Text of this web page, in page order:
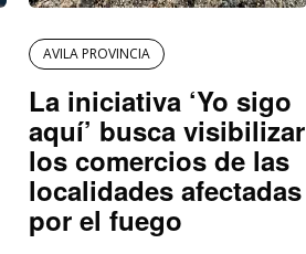
AVILA PROVINCIA
La iniciativa ‘Yo sigo
aquí’ busca visibilizar
los comercios de las
localidades afectadas
por el fuego